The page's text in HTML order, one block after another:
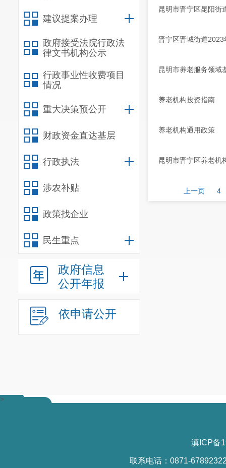
建议提案办理
政府接受法院行政法
律文书机构公示
行政事业性收费项目
情况
重大决策预公开
财政资金直达基层
行政执法
涉农补贴
政策找企业
民生重点
政府信息
公开年报
依申请公开
昆明市晋宁区昆阳街
晋宁区晋城街道
昆明市养老服务领
养老机构投资指南
养老机构通用政策
昆明市晋宁区养老机
上一页 4
>
滇ICP备
联系电话：0871-